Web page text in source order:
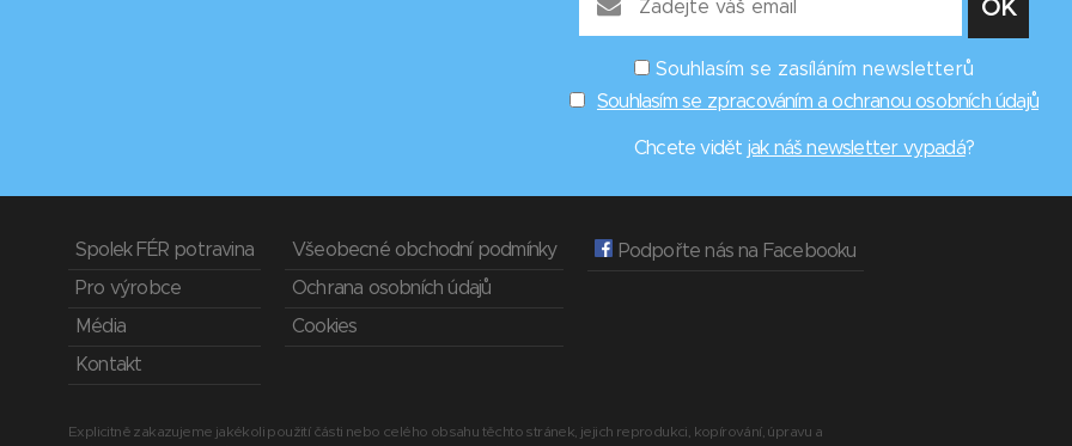
Souhlasím se zasíláním newsletterů
Souhlasím se zpracováním a ochranou osobních údajů
Chcete vidět jak náš newsletter vypadá?
Spolek FÉR potravina
Pro výrobce
Média
Kontakt
Všeobecné obchodní podmínky
Ochrana osobních údajů
Cookies
Podpořte nás na Facebooku
Explicitně zakazujeme jakékoli použití části nebo celého obsahu těchto stránek, jejich reprodukci, kopírování, úpravu a